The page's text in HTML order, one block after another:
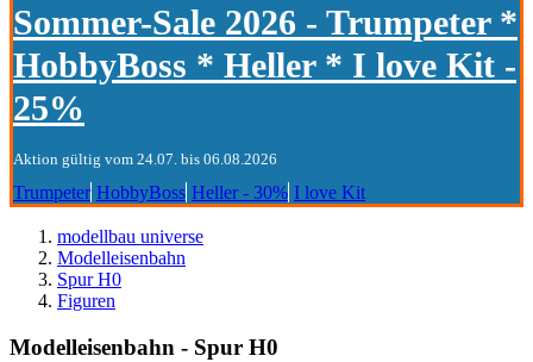
Sommer-Sale 2026 - Trumpeter *
HobbyBoss * Heller * I love Kit -
25%
Aktion gültig vom 24.07. bis 06.08.2026
Trumpeter HobbyBoss Heller - 30% I love Kit
modellbau universe
Modelleisenbahn
Spur H0
Figuren
Modelleisenbahn - Spur H0